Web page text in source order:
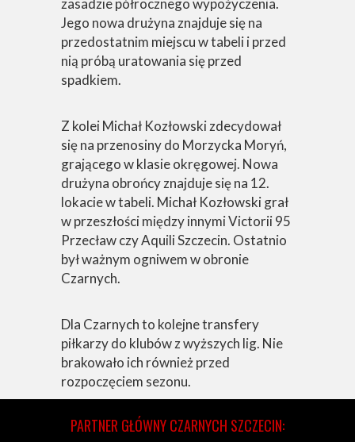
zasadzie półrocznego wypożyczenia.
Jego nowa drużyna znajduje się na
przedostatnim miejscu w tabeli i przed
nią próbą uratowania się przed
spadkiem.
Z kolei Michał Kozłowski zdecydował
się na przenosiny do Morzycka Moryń,
grającego w klasie okręgowej. Nowa
drużyna obrońcy znajduje się na 12.
lokacie w tabeli. Michał Kozłowski grał
w przeszłości między innymi Victorii 95
Przecław czy Aquili Szczecin. Ostatnio
był ważnym ogniwem w obronie
Czarnych.
Dla Czarnych to kolejne transfery
piłkarzy do klubów z wyższych lig. Nie
brakowało ich również przed
rozpoczęciem sezonu.
PARTNER GŁÓWNY CZARNYCH SZCZECIN: